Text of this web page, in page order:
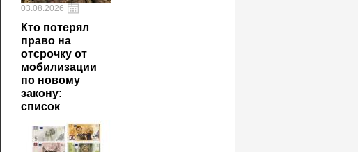
03.08.2026
Кто потерял
право на
отсрочку от
мобилизации
по новому
закону:
список